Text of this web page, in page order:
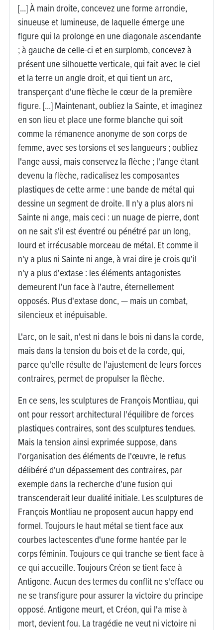
[...] À main droite, concevez une forme arrondie,
sinueuse et lumineuse, de laquelle émerge une
figure qui la prolonge en une diagonale ascendante
; à gauche de celle-ci et en surplomb, concevez à
présent une silhouette verticale, qui fait avec le ciel
et la terre un angle droit, et qui tient un arc,
transperçant d'une flèche le cœur de la première
figure. [...] Maintenant, oubliez la Sainte, et imaginez
en son lieu et place une forme blanche qui soit
comme la rémanence anonyme de son corps de
femme, avec ses torsions et ses langueurs ; oubliez
l'ange aussi, mais conservez la flèche ; l'ange étant
devenu la flèche, radicalisez les composantes
plastiques de cette arme : une bande de métal qui
dessine un segment de droite. Il n'y a plus alors ni
Sainte ni ange, mais ceci : un nuage de pierre, dont
on ne sait s'il est éventré ou pénétré par un long,
lourd et irrécusable morceau de métal. Et comme il
n'y a plus ni Sainte ni ange, à vrai dire je crois qu'il
n'y a plus d'extase : les éléments antagonistes
demeurent l'un face à l'autre, éternellement
opposés. Plus d'extase donc, — mais un combat,
silencieux et inépuisable.
L'arc, on le sait, n'est ni dans le bois ni dans la corde,
mais dans la tension du bois et de la corde, qui,
parce qu'elle résulte de l'ajustement de leurs forces
contraires, permet de propulser la flèche.
En ce sens, les sculptures de François Montliau, qui
ont pour ressort architectural l'équilibre de forces
plastiques contraires, sont des sculptures tendues.
Mais la tension ainsi exprimée suppose, dans
l'organisation des éléments de l'œuvre, le refus
délibéré d'un dépassement des contraires, par
exemple dans la recherche d'une fusion qui
transcenderait leur dualité initiale. Les sculptures de
François Montliau ne proposent aucun happy end
formel. Toujours le haut métal se tient face aux
courbes lactescentes d'une forme hantée par le
corps féminin. Toujours ce qui tranche se tient face à
ce qui accueille. Toujours Créon se tient face à
Antigone. Aucun des termes du conflit ne s'efface ou
ne se transfigure pour assurer la victoire du principe
opposé. Antigone meurt, et Créon, qui l'a mise à
mort, devient fou. La tragédie ne veut ni victoire ni